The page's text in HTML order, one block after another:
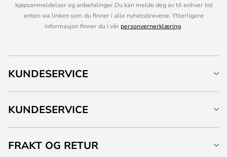
kjøpsanmeldelser og anbefalinger.Du kan melde deg av til enhver tid
enten via linken som du finner i alle nyhetsbrevene. Ytterligere
informasjon finner du i vår personvernerklæring.
KUNDESERVICE
KUNDESERVICE
FRAKT OG RETUR